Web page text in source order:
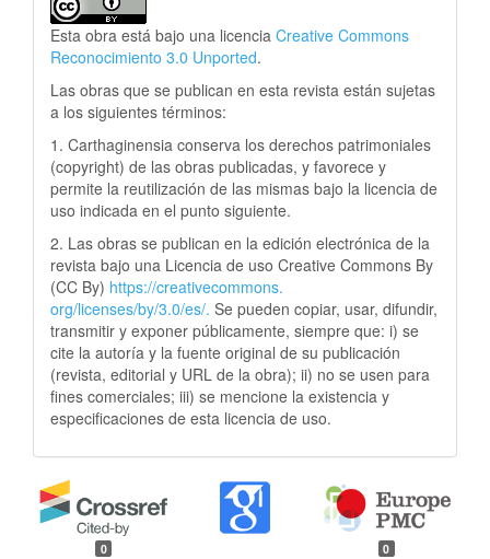
Esta obra está bajo una licencia Creative Commons
Reconocimiento 3.0 Unported.
Las obras que se publican en esta revista están sujetas
a los siguientes términos:
1. Carthaginensia conserva los derechos patrimoniales
(copyright) de las obras publicadas, y favorece y
permite la reutilización de las mismas bajo la licencia de
uso indicada en el punto siguiente.
2. Las obras se publican en la edición electrónica de la
revista bajo una Licencia de uso Creative Commons By
(CC By) https://creativecommons.
org/licenses/by/3.0/es/. Se pueden copiar, usar, difundir,
transmitir y exponer públicamente, siempre que: i) se
cite la autoría y la fuente original de su publicación
(revista, editorial y URL de la obra); ii) no se usen para
fines comerciales; iii) se mencione la existencia y
especificaciones de esta licencia de uso.
0 0